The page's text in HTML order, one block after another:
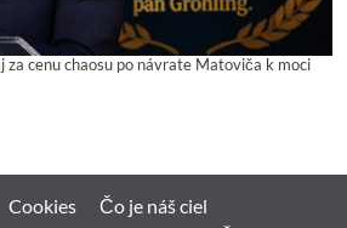
za cenu chaosu po návrate Matoviča k moci
Cookies
Čo je náš ciel